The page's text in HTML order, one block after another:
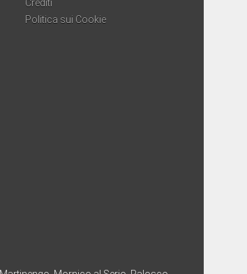
Crediti
Politica sui Cookie